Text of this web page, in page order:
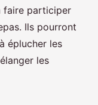
faire participer
Ils pourront
éplucher les
les